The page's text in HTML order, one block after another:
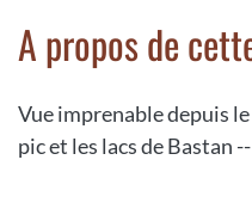
A propos de
Vue imprenable depuis
pic et les lacs de Bastan